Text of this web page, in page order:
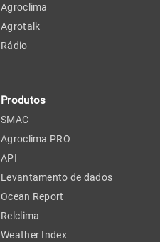
Agroclima
Agrotalk
Rádio
Produtos
SMAC
Agroclima PRO
API
Levantamento de dados
Ocean Report
Relclima
Weather Index